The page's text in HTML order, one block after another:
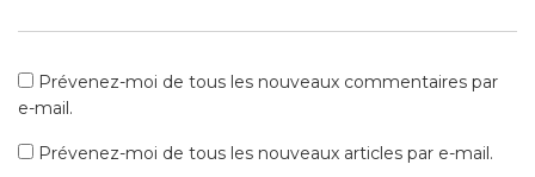
Prévenez-moi de tous les nouveaux commentaires par
e-mail.
Prévenez-moi de tous les nouveaux articles par e-mail.